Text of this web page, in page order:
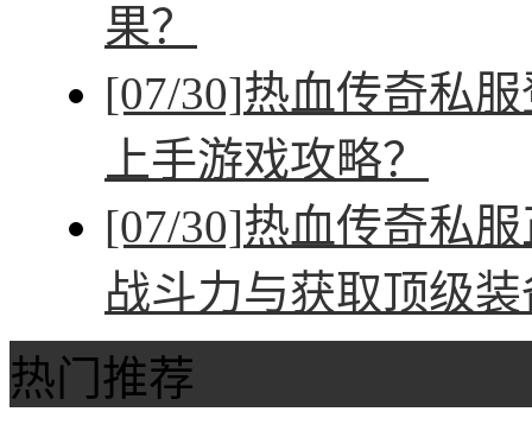
果？
[07/30]热血传奇私
上手游戏攻略？
[07/30]热血传奇私
战斗力与获取顶级
热门推荐